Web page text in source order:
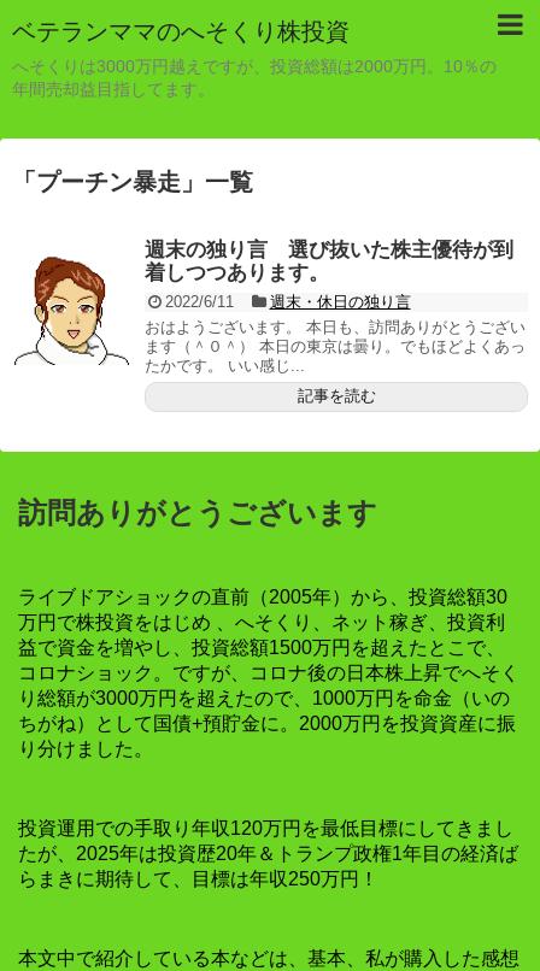
ベテランママのへそくり株投資
へそくりは3000万円越えですが、投資総額は2000万円。10％の
年間売却益目指してます。
「 プーチン暴走 」 一覧
週末の独り言 選び抜いた株主優待が到
着しつつあります。
2022/6/11
週末・休日の独り言
おはようございます。 本日も、訪問ありがとうござい
ます（＾０＾） 本日の東京は曇り。でもほどよくあっ
たかです。 いい感じ...
記事を読む
訪問ありがとうございます
ライブドアショックの直前（2005年）から、投資総額30
万円で株投資をはじめ 、へそくり、ネット稼ぎ、投資利
益で資金を増やし、投資総額1500万円を超えたとこで、
コロナショック。ですが、コロナ後の日本株上昇でへそく
り総額が3000万円を超えたので、1000万円を命金（いの
ちがね）として国債+預貯金に。2000万円を投資資産に振
り分けました。
投資運用での手取り年収120万円を最低目標にしてきまし
たが、2025年は投資歴20年＆トランプ政権1年目の経済ば
らまきに期待して、目標は年収250万円！
本文中で紹介している本などは、基本、私が購入した感想